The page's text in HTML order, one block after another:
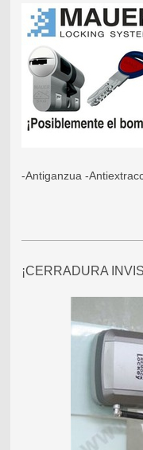
-Antiganzua -
¡CERRADURA